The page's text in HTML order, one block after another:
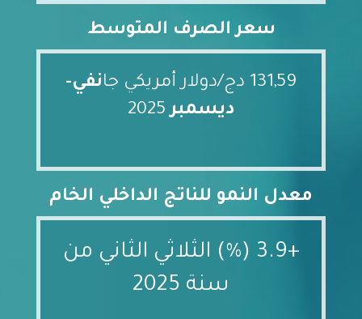
سعر الصرف المتوسط
131,59 دج/دولار أمريكي جا
نفي-
ديسمبر2025
معدل النمو للناتج الداخلي الخام
+3.9 (%) الثلاثي الثاني من
سنة 2025